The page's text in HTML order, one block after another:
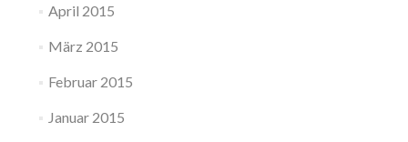
April 2015
März 2015
Februar 2015
Januar 2015